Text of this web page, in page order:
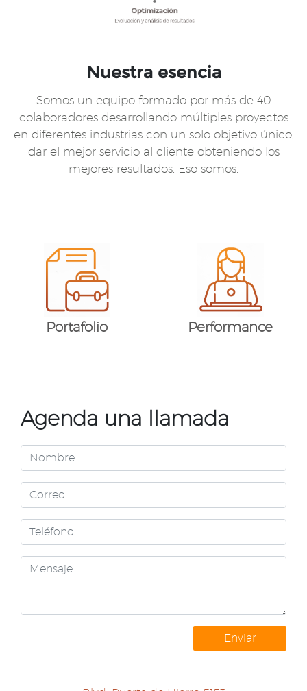
Nuestra esencia
Somos un equipo formado por más de 40
colaboradores desarrollando múltiples proyectos
en diferentes industrias con un solo objetivo único,
dar el mejor servicio al cliente obteniendo los
mejores resultados. Eso somos.
Portafolio Performance
Agenda una llamada
Enviar